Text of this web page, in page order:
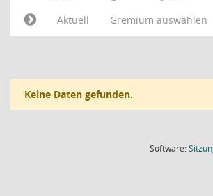
Aktuell
Gremium auswählen
Keine Daten gefunden.
Software: